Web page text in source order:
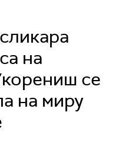
на
се
на миру